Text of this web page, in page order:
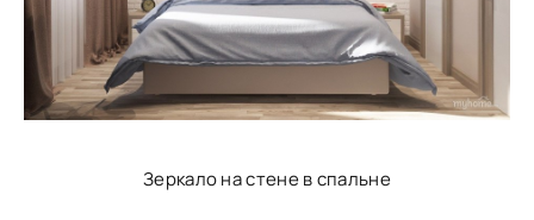
Зеркало на стене в спальне